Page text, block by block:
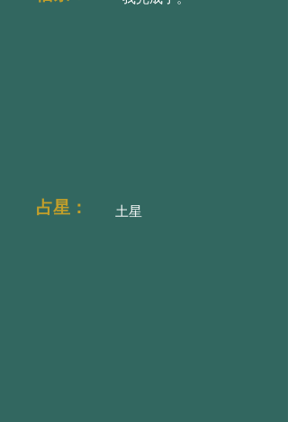
占星： 土星